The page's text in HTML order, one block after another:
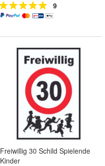
9
Freiwillig 30 Schild Spielende
Kinder